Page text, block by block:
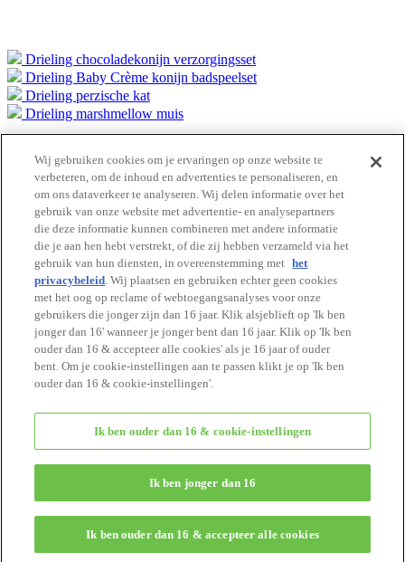
Drieling chocoladekonijn verzorgingsset
Drieling Baby Crème konijn badspeelset
Drieling perzische kat
Drieling marshmellow muis
Cataloguspagina
CATALOGUS
Begin van pagina
HOME
waar te koop
Catalogus
Voor ouders
Contact
Over deze website
© EPOCH
Change Region
Wij gebruiken cookies om je ervaringen op onze website te
verbeteren, om de inhoud en advertenties te personaliseren, en
om ons dataverkeer te analyseren. Wij delen informatie over het
gebruik van onze website met advertentie- en analysepartners
die deze informatie kunnen combineren met andere informatie
die je aan hen hebt verstrekt, of die zij hebben verzameld via het
gebruik van hun diensten, in overeenstemming met het
privacybeleid. Wij plaatsen en gebruiken echter geen cookies
met het oog op reclame of webtoegangsanalyses voor onze
gebruikers die jonger zijn dan 16 jaar. Klik alsjeblieft op 'Ik ben
jonger dan 16' wanneer je jonger bent dan 16 jaar. Klik op 'Ik ben
ouder dan 16 & accepteer alle cookies' als je 16 jaar of ouder
bent. Om je cookie-instellingen aan te passen klikt je op 'Ik ben
ouder dan 16 & cookie-instellingen'.
Ik ben ouder dan 16 & cookie-instellingen
Ik ben jonger dan 16
Ik ben ouder dan 16 & accepteer alle cookies